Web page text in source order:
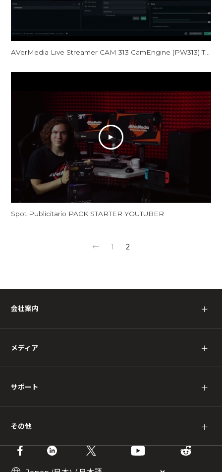
AVerMedia Live Streamer CAM 313 CamEngine (PW313) Tutorial
Spot Publicitario PACK STARTER YOUTUBER
← 1 2
会社案内 ＋
メディア ＋
サポート ＋
その他 ＋